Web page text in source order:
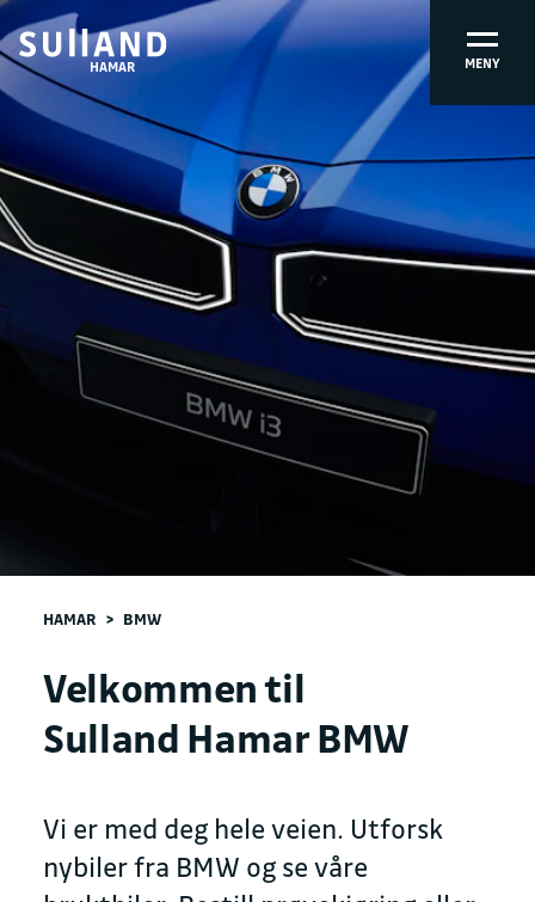
HAMAR MENY
HAMAR > BMW
Velkommen til
Sulland Hamar BMW
Vi er med deg hele veien. Utforsk
nybiler fra BMW og se våre